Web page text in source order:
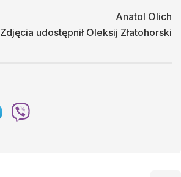
Аnatol Olich
Zdjęcia udostępnił Oleksij Złatohorski